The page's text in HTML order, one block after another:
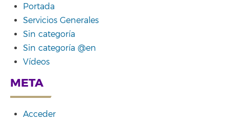
Portada
Servicios Generales
Sin categoría
Sin categoría @en
Vídeos
META
Acceder